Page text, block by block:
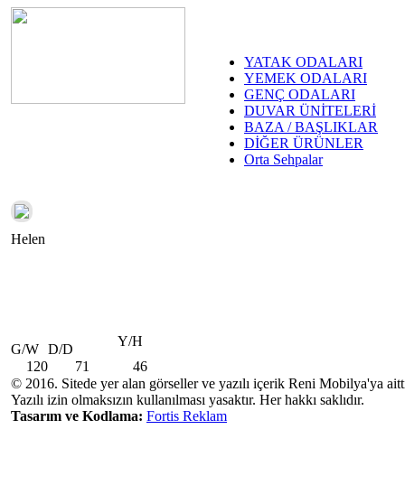
YATAK ODALARI
YEMEK ODALARI
GENÇ ODALARI
DUVAR ÜNİTELERİ
BAZA / BAŞLIKLAR
DİĞER ÜRÜNLER
Orta Sehpalar
Helen
G/W D/D
Y/H
120
71
46
© 2016. Sitede yer alan görseller ve yazılı içerik Reni Mobilya'ya
Yazılı izin olmaksızın kullanılması yasaktır. Her hakkı saklıdır.
Tasarım ve Kodlama: Fortis Reklam